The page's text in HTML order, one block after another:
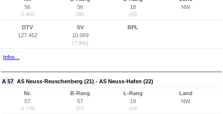
56
(1.481)
56
(56)
18
(18)
NW
DTV
127.452
SV
10.069
(7,9%)
BPL
Infos...
A 57 AS Neuss-Reuschenberg (21) - AS Neuss-Hafen (22)
Nr.
57
(1.776)
B-Rang
57
(57)
L-Rang
19
(19)
Land
NW